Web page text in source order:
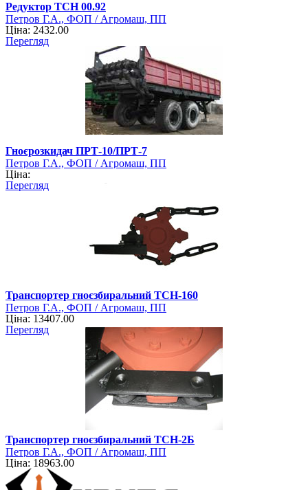
Редуктор ТСН 00.92
Петров Г.А., ФОП / Агромаш, ПП
Ціна: 2432.00
Перегляд
Гноєрозкидач ПРТ-10/ПРТ-7
Петров Г.А., ФОП / Агромаш, ПП
Ціна:
Перегляд
Транспортер гноєзбиральний ТСН-160
Петров Г.А., ФОП / Агромаш, ПП
Ціна: 13407.00
Перегляд
Транспортер гноєзбиральний ТСН-2Б
Петров Г.А., ФОП / Агромаш, ПП
Ціна: 18963.00